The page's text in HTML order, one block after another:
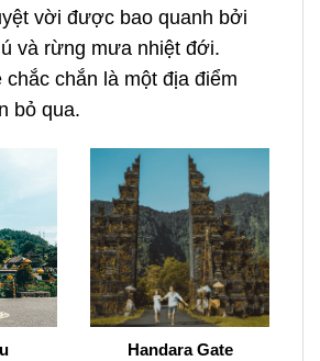
vời được bao quanh bởi
và rừng mưa nhiệt đới.
chắc chắn là một địa điểm
bỏ qua.
Handara Gate